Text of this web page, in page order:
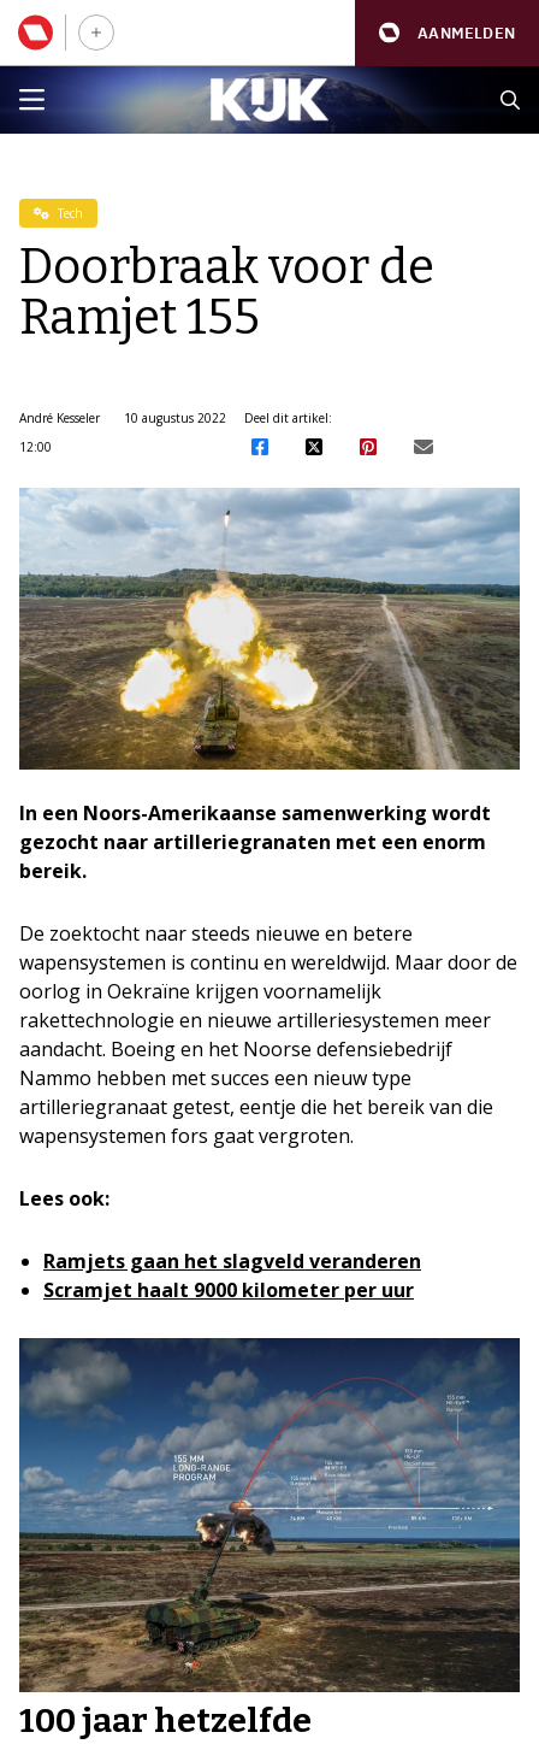
AANMELDEN
Tech
Doorbraak voor de
Ramjet 155
André Kesseler
10 augustus 2022
12:00
Deel dit artikel:
In een Noors-Amerikaanse samenwerking wordt
gezocht naar artilleriegranaten met een enorm
bereik.
De zoektocht naar steeds nieuwe en betere
wapensystemen is continu en wereldwijd. Maar door de
oorlog in Oekraïne krijgen voornamelijk
rakettechnologie en nieuwe artilleriesystemen meer
aandacht. Boeing en het Noorse defensiebedrijf
Nammo hebben met succes een nieuw type
artilleriegranaat getest, eentje die het bereik van die
wapensystemen fors gaat vergroten.
Lees ook:
Ramjets gaan het slagveld veranderen
Scramjet haalt 9000 kilometer per uur
100 jaar hetzelfde